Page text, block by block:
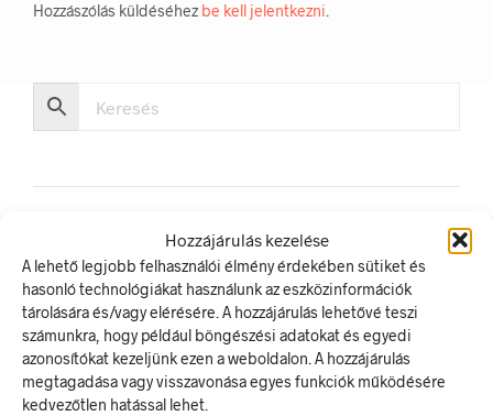
Hozzájárulás kezelése
A lehető legjobb felhasználói élmény érdekében sütiket és
hasonló technológiákat használunk az eszközinformációk
tárolására és/vagy elérésére. A hozzájárulás lehetővé teszi
számunkra, hogy például böngészési adatokat és egyedi
azonosítókat kezeljünk ezen a weboldalon. A hozzájárulás
megtagadása vagy visszavonása egyes funkciók működésére
kedvezőtlen hatással lehet.
Hozzászólás küldéséhez be kell jelentkezni
LEGUTÓBBI BEJEGYZÉSEK
Munkavédelmi Táblák És Biztonsági Jelzések – Miért
Nélkülözhetetlenek A Munkahelyen?
Jól Láthatósági Mellény: Miért Fontos, Hogyan Válaszd Ki,
És Hogyan Teheted Egyedivé?